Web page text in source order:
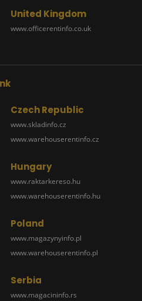
United Kingdom
www.officerentinfo.co.uk
Czech Republic
www.skladinfo.cz
www.warehouserentinfo.cz
Hungary
www.raktarkereso.hu
www.warehouserentinfo.hu
Poland
www.magazynyinfo.pl
www.warehouserentinfo.pl
Serbia
www.magacininfo.rs